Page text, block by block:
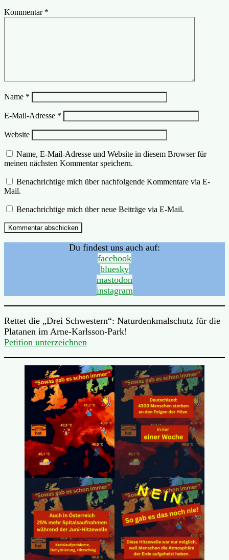
Kommentar *
Name *
E-Mail-Adresse *
Website
Name, E-Mail-Adresse und Website in diesem Browser für
meinen nächsten Kommentar speichern.
Benachrichtige mich über nachfolgende Kommentare via E-
Mail.
Benachrichtige mich über neue Beiträge via E-Mail.
Du findest uns auch auf:
facebook
bluesky
mastodon
instagram
Rettet die „Drei Schwestern“: Naturdenkmalschutz für die
Platanen im Arne-Karlsson-Park!
Petition unterzeichnen